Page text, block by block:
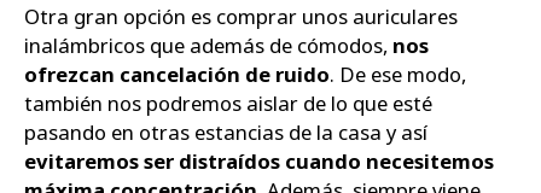
Otra gran opción es comprar unos auriculares
inalámbricos que además de cómodos, nos
ofrezcan cancelación de ruido. De ese modo,
también nos podremos aislar de lo que esté
pasando en otras estancias de la casa y así
evitaremos ser distraídos cuando necesitemos